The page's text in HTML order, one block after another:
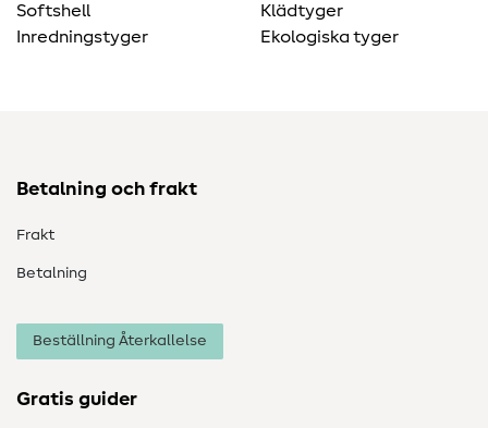
Softshell
Inredningstyger
Klädtyger
Ekologiska tyger
Betalning och frakt
Frakt
Betalning
Beställning Återkallelse
Gratis guider